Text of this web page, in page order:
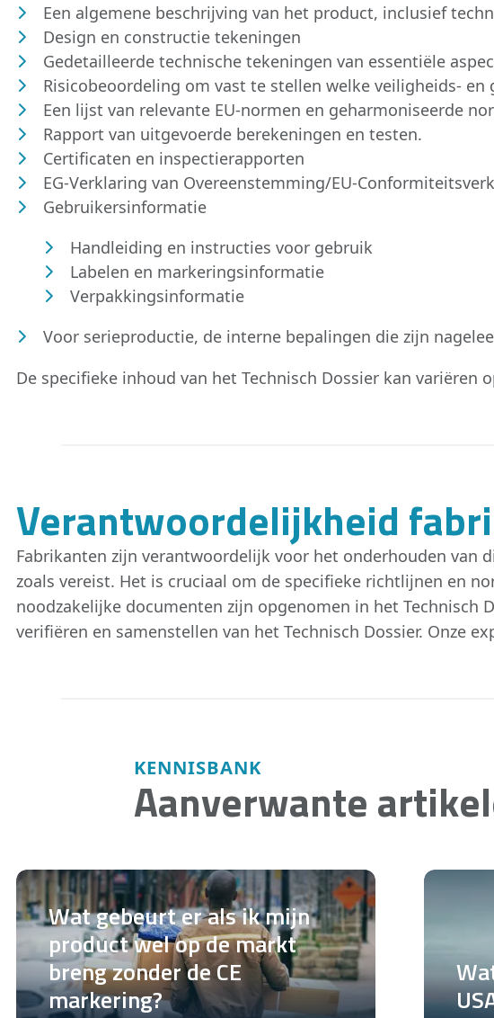
Een algemene beschrijving van het product, inclusief
Design en constructie tekeningen
Gedetailleerde technische tekeningen van essentiële
Risicobeoordeling om vast te stellen welke veiligheids-
Een lijst van relevante EU-normen en geharmoniseerde
Rapport van uitgevoerde berekeningen en testen.
Certificaten en inspectierapporten
EG-Verklaring van Overeenstemming/EU-
Gebruikersinformatie
Handleiding en instructies voor gebruik
Labelen en markeringsinformatie
Verpakkingsinformatie
Voor serieproductie, de interne bepalingen die zijn
De specifieke inhoud van het Technisch Dossier kan
Verantwoordelijkheid
Fabrikanten zijn verantwoordelijk voor het onderhouden
zoals vereist. Het is cruciaal om de specifieke richtlijnen en
noodzakelijke documenten zijn opgenomen in het Technisch
verifiëren en samenstellen van het Technisch Dossier. Onze
KENNISBANK
Aanverwante
Wat gebeurt er als ik mijn
product wel op de markt
breng zonder de CE
markering?